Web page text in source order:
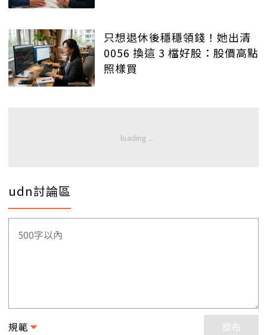
只想退休後穩穩領錢！她出清
0056 換這 3 檔好股：股價高點
照樣買
udn討論區
規範 發布